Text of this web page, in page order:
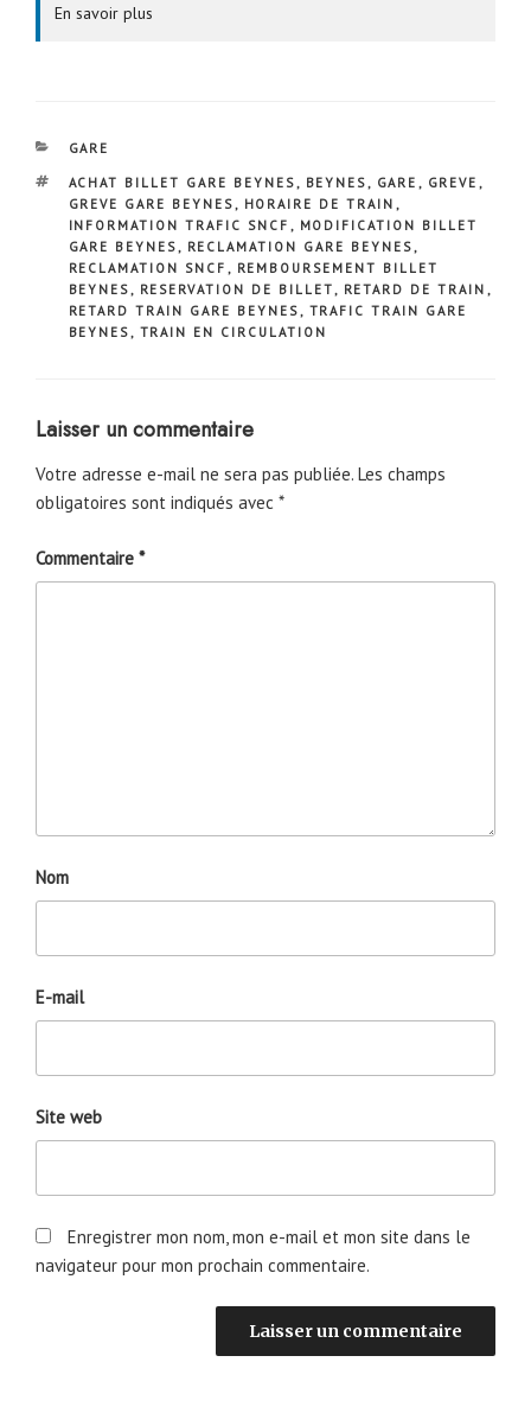
En savoir plus
CATÉGORIES
GARE
ÉTIQUETTES
ACHAT BILLET GARE BEYNES , BEYNES , GARE , GREVE ,
GREVE GARE BEYNES , HORAIRE DE TRAIN ,
INFORMATION TRAFIC SNCF , MODIFICATION BILLET
GARE BEYNES , RECLAMATION GARE BEYNES ,
RECLAMATION SNCF , REMBOURSEMENT BILLET
BEYNES , RESERVATION DE BILLET , RETARD DE TRAIN ,
RETARD TRAIN GARE BEYNES , TRAFIC TRAIN GARE
BEYNES , TRAIN EN CIRCULATION
Laisser un commentaire
Votre adresse e-mail ne sera pas publiée. Les champs
obligatoires sont indiqués avec *
Commentaire *
Nom
E-mail
Site web
Enregistrer mon nom, mon e-mail et mon site dans le
navigateur pour mon prochain commentaire.